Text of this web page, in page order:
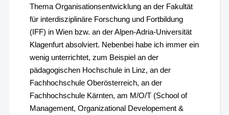
Thema Organisationsentwicklung an der Fakultät
für interdisziplinäre Forschung und Fortbildung
(IFF) in Wien bzw. an der Alpen-Adria-Universität
Klagenfurt absolviert. Nebenbei habe ich immer ein
wenig unterrichtet, zum Beispiel an der
pädagogischen Hochschule in Linz, an der
Fachhochschule Oberösterreich, an der
Fachhochschule Kärnten, am M/O/T (School of
Management, Organizational Developement &